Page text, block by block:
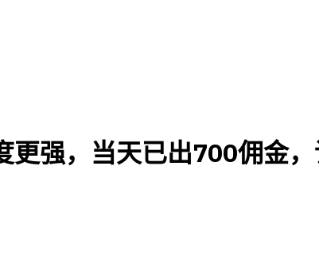
强，当天已出700佣金